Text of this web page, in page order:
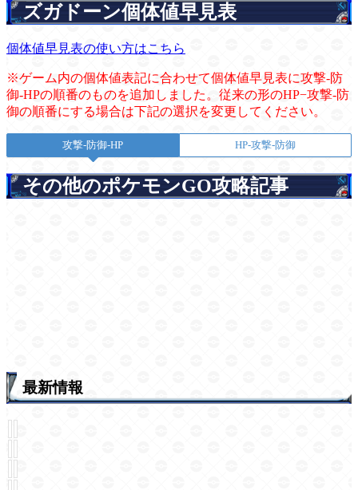
ズガドーン個体値早見表
個体値早見表の使い方はこちら
※ゲーム内の個体値表記に合わせて個体値早見表に攻撃-防
御-HPの順番のものを追加しました。従来の形のHP−攻撃-防
御の順番にする場合は下記の選択を変更してください。
攻撃-防御-HP HP-攻撃-防御
その他のポケモンGO攻略記事
最新情報